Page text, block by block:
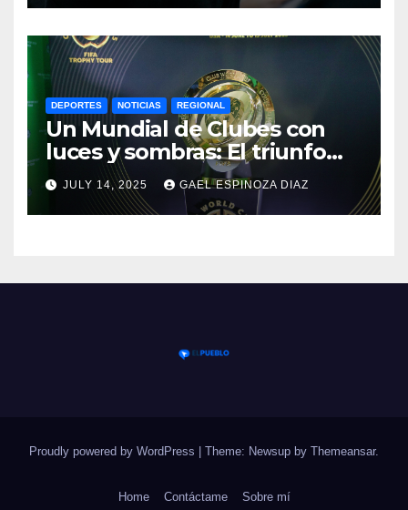
DEPORTES NOTICIAS REGIONAL
Un Mundial de Clubes con
luces y sombras: El triunfo
del Chelsea y las lecciones
del torneo
JULY 14, 2025 GAEL ESPINOZA DIAZ
Proudly powered by WordPress | Theme: Newsup by Themeansar.
Home Contáctame Sobre mí